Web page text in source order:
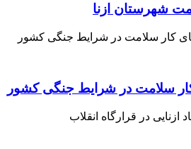
شهرستان ازنا
کار سلامت در شرایط جنگی کشور